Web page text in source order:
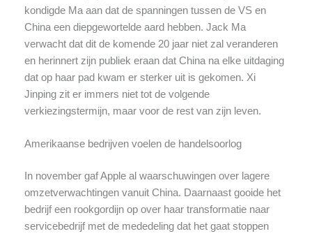
kondigde Ma aan dat de spanningen tussen de VS en
China een diepgewortelde aard hebben. Jack Ma
verwacht dat dit de komende 20 jaar niet zal veranderen
en herinnert zijn publiek eraan dat China na elke uitdaging
dat op haar pad kwam er sterker uit is gekomen. Xi
Jinping zit er immers niet tot de volgende
verkiezingstermijn, maar voor de rest van zijn leven.
Amerikaanse bedrijven voelen de handelsoorlog
In november gaf Apple al waarschuwingen over lagere
omzetverwachtingen vanuit China. Daarnaast gooide het
bedrijf een rookgordijn op over haar transformatie naar
servicebedrijf met de mededeling dat het gaat stoppen